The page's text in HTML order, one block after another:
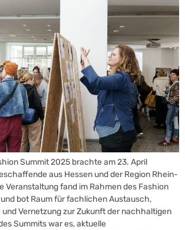
Summit 2025 brachte am 23. April
aus Hessen und der Region Rhein-
Veranstaltung fand im Rahmen des Fashion
bot Raum für fachlichen Austausch,
Vernetzung zur Zukunft der nachhaltigen
Summits war es, aktuelle